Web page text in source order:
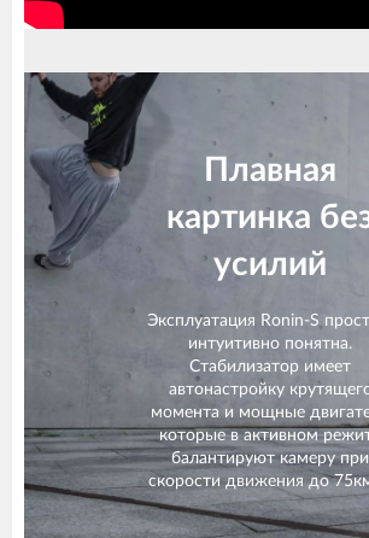
Плавная
картинка
усилий
Эксплуатация Ronin-S
интуитивно понятна.
Стабилизатор имеет
автонастройку
момента и мощные
которые в активном
балантируют камеру при
скорости движения до